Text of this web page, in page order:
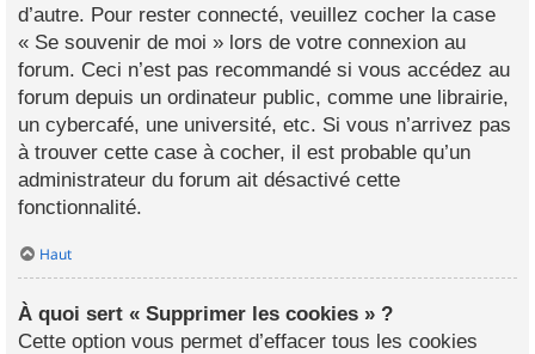
d’autre. Pour rester connecté, veuillez cocher la case
« Se souvenir de moi » lors de votre connexion au
forum. Ceci n’est pas recommandé si vous accédez au
forum depuis un ordinateur public, comme une librairie,
un cybercafé, une université, etc. Si vous n’arrivez pas
à trouver cette case à cocher, il est probable qu’un
administrateur du forum ait désactivé cette
fonctionnalité.
Haut
À quoi sert « Supprimer les cookies » ?
Cette option vous permet d’effacer tous les cookies